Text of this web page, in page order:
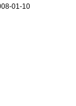
01-10